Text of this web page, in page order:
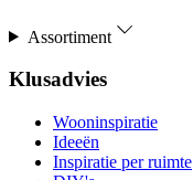
Assortiment
Klusadvies
Wooninspiratie
Ideeën
Inspiratie per ruimte